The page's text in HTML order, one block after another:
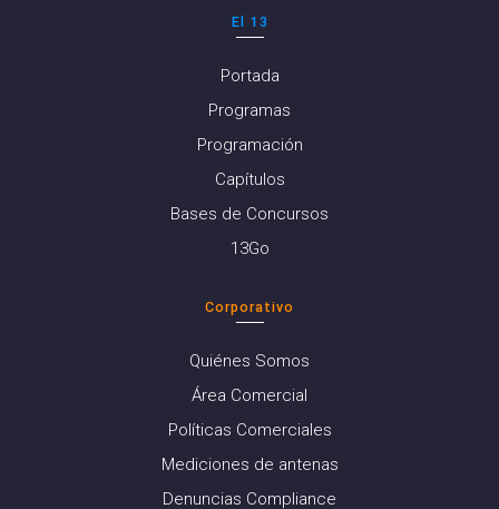
El 13
Portada
Programas
Programación
Capítulos
Bases de Concursos
13Go
Corporativo
Quiénes Somos
Área Comercial
Políticas Comerciales
Mediciones de antenas
Denuncias Compliance